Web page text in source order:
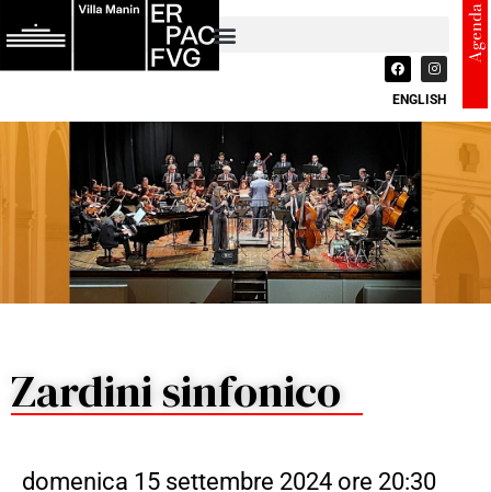
ENGLISH
Agenda
Zardini sinfonico
domenica 15 settembre 2024 ore 20:30